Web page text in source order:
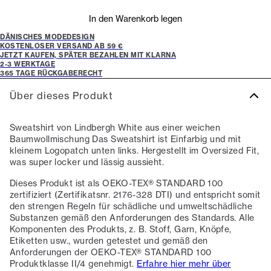
In den Warenkorb legen
DÄNISCHES MODEDESIGN
KOSTENLOSER VERSAND AB 59 €
JETZT KAUFEN, SPÄTER BEZAHLEN MIT KLARNA
2-3 WERKTAGE
365 TAGE RÜCKGABERECHT
Über dieses Produkt
Sweatshirt von Lindbergh White aus einer weichen
Baumwollmischung Das Sweatshirt ist Einfarbig und mit
kleinem Logopatch unten links. Hergestellt im Oversized Fit,
was super locker und lässig aussieht.
Dieses Produkt ist als OEKO-TEX® STANDARD 100
zertifiziert (Zertifikatsnr. 2176-328 DTI) und entspricht somit
den strengen Regeln für schädliche und umweltschädliche
Substanzen gemäß den Anforderungen des Standards. Alle
Komponenten des Produkts, z. B. Stoff, Garn, Knöpfe,
Etiketten usw., wurden getestet und gemäß den
Anforderungen der OEKO-TEX® STANDARD 100
Produktklasse II/4 genehmigt. Erfahre hier mehr über